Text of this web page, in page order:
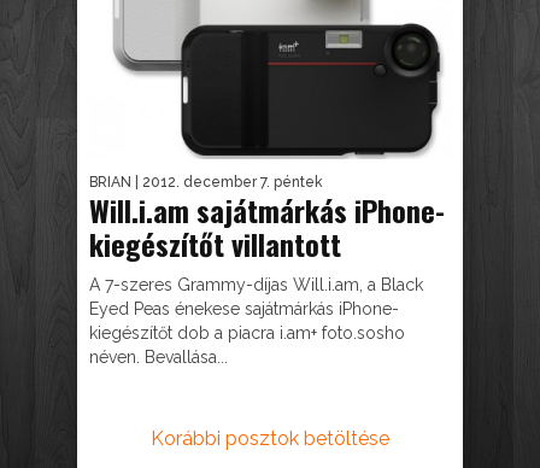
BRIAN | 2012. december 7. péntek
Will.i.am sajátmárkás iPhone-
kiegészítőt villantott
A 7-szeres Grammy-díjas Will.i.am, a Black
Eyed Peas énekese sajátmárkás iPhone-
kiegészítőt dob a piacra i.am+ foto.sosho
néven. Bevallása...
Korábbi posztok betöltése